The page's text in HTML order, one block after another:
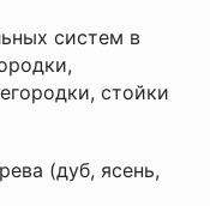
систем в
,
, стойки
(дуб, ясень,